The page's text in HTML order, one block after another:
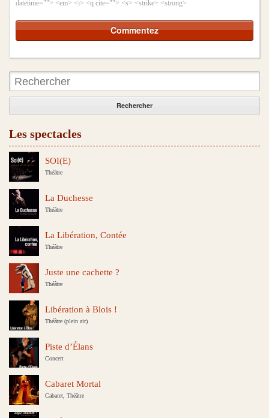
datetime=""> <em> <i> <q cite=""> <s> <strike> <strong>
Rechercher:
Les spectacles
SOI(E)
Théâtre
La Duchesse
Théâtre
La Libération, Contée
Théâtre
Juste une cachette ?
Théâtre
Libération à Blois !
Théâtre (plein air)
Piste d’Élans
Concert
Cabaret Mortal
Cabaret, Théâtre